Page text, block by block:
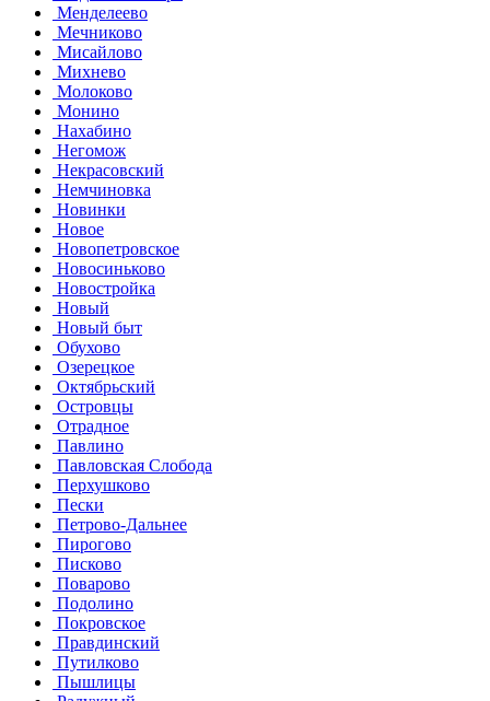
Менделеево
Мечниково
Мисайлово
Михнево
Молоково
Монино
Нахабино
Негомож
Некрасовский
Немчиновка
Новинки
Новое
Новопетровское
Новосиньково
Новостройка
Новый
Новый быт
Обухово
Озерецкое
Октябрьский
Островцы
Отрадное
Павлино
Павловская Слобода
Перхушково
Пески
Петрово-Дальнее
Пирогово
Писково
Поварово
Подолино
Покровское
Правдинский
Путилково
Пышлицы